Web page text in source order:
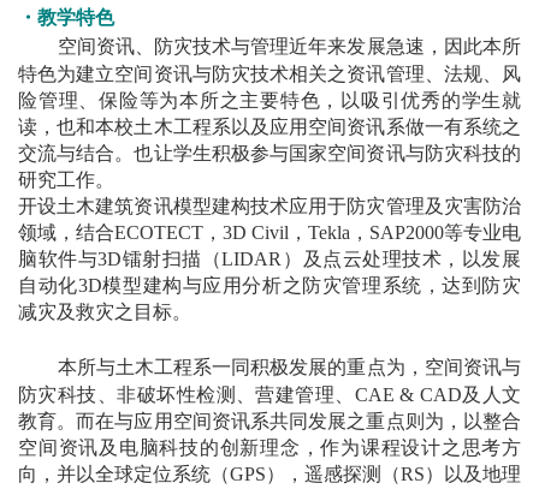
・教学特色
空间资讯、防灾技术与管理近年来发展急速，因此本所
特色为建立空间资讯与防灾技术相关之资讯管理、法规、风
险管理、保险等为本所之主要特色，以吸引优秀的学生就
读，也和本校土木工程系以及应用空间资讯系做一有系统之
交流与结合。也让学生积极参与国家空间资讯与防灾科技的
研究工作。
开设土木建筑资讯模型建构技术应用于防灾管理及灾害防治
领域，结合ECOTECT，3D Civil，Tekla，SAP2000等专业电
脑软件与3D镭射扫描（LIDAR）及点云处理技术，以发展
自动化3D模型建构与应用分析之防灾管理系统，达到防灾
减灾及救灾之目标。
本所与土木工程系一同积极发展的重点为，空间资讯与
防灾科技、非破坏性检测、营建管理、CAE & CAD及人文
教育。而在与应用空间资讯系共同发展之重点则为，以整合
空间资讯及电脑科技的创新理念，作为课程设计之思考方
向，并以全球定位系统（GPS），遥感探测（RS）以及地理